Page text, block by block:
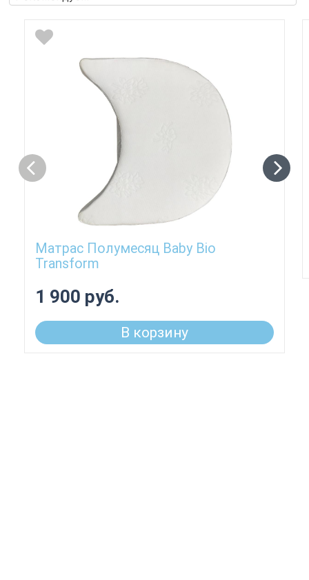
Матрас Полумесяц Baby Bio
Transform
1 900 руб.
В корзину